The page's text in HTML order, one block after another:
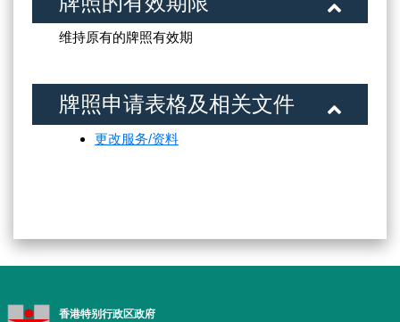
维持原有的牌照有效期
牌照申请表格及相关文件
更改服务/资料
香港特别行政区政府